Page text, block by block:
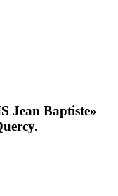
Jean Baptiste»